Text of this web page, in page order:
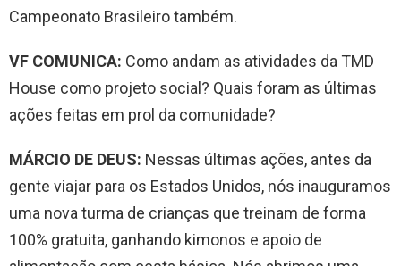
Campeonato Brasileiro também.
VF COMUNICA: Como andam as atividades da TMD
House como projeto social? Quais foram as últimas
ações feitas em prol da comunidade?
MÁRCIO DE DEUS: Nessas últimas ações, antes da
gente viajar para os Estados Unidos, nós inauguramos
uma nova turma de crianças que treinam de forma
100% gratuita, ganhando kimonos e apoio de